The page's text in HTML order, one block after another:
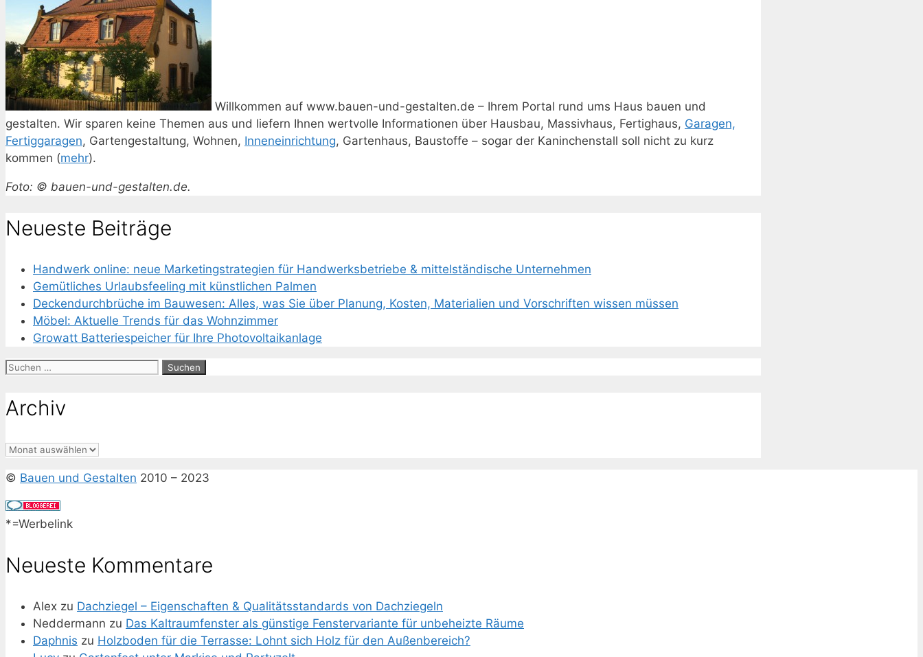
Willkommen auf www.bauen-und-gestalten.de – Ihrem Portal rund ums Haus bauen und
gestalten. Wir sparen keine Themen aus und liefern Ihnen wertvolle Informationen über Hausbau, Massivhaus, Fertighaus, Garagen,
Fertiggaragen, Gartengestaltung, Wohnen, Inneneinrichtung, Gartenhaus, Baustoffe – sogar der Kaninchenstall soll nicht zu kurz
kommen (mehr).
Foto: © bauen-und-gestalten.de.
Neueste Beiträge
Handwerk online: neue Marketingstrategien für Handwerksbetriebe & mittelständische Unternehmen
Gemütliches Urlaubsfeeling mit künstlichen Palmen
Deckendurchbrüche im Bauwesen: Alles, was Sie über Planung, Kosten, Materialien und Vorschriften wissen müssen
Möbel: Aktuelle Trends für das Wohnzimmer
Growatt Batteriespeicher für Ihre Photovoltaikanlage
Suchen
Archiv
Archiv
© Bauen und Gestalten 2010 – 2023
*=Werbelink
Neueste Kommentare
Alex zu Dachziegel – Eigenschaften & Qualitätsstandards von Dachziegeln
Neddermann zu Das Kaltraumfenster als günstige Fenstervariante für unbeheizte Räume
Daphnis zu Holzboden für die Terrasse: Lohnt sich Holz für den Außenbereich?